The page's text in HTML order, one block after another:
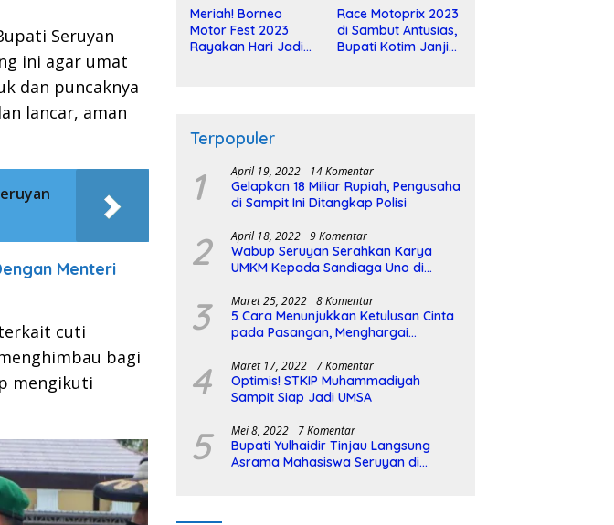
Seruyan
ini agar umat
dan puncaknya
lancar, aman
Menteri
cuti
bagi
mengikuti
Meriah! Borneo
Motor Fest 2023
Rayakan Hari Jadi
Race Motoprix 2023
di Sambut Antusias,
Bupati Kotim Janji
Terpopuler
1 April 19, 2022 14 Komentar
Gelapkan 18 Miliar Rupiah, Pengusaha
di Sampit Ini Ditangkap Polisi
2 April 18, 2022 9 Komentar
Wabup Seruyan Serahkan Karya
UMKM Kepada Sandiaga Uno di
3 Maret 25, 2022 8 Komentar
5 Cara Menunjukkan Ketulusan Cinta
pada Pasangan, Menghargai
4 Maret 17, 2022 7 Komentar
Optimis! STKIP Muhammadiyah
Sampit Siap Jadi UMSA
5 Mei 8, 2022 7 Komentar
Bupati Yulhaidir Tinjau Langsung
Asrama Mahasiswa Seruyan di